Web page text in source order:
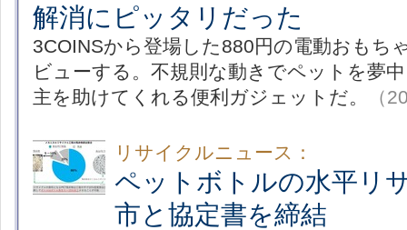
解消にピッタリだった
3COINSから登場した880円の電動おもち
ビューする。不規則な動きでペットを夢
主を助けてくれる便利ガジェットだ。
（
リサイクルニュース：
ペットボトルの水平リ
市と協定書を締結